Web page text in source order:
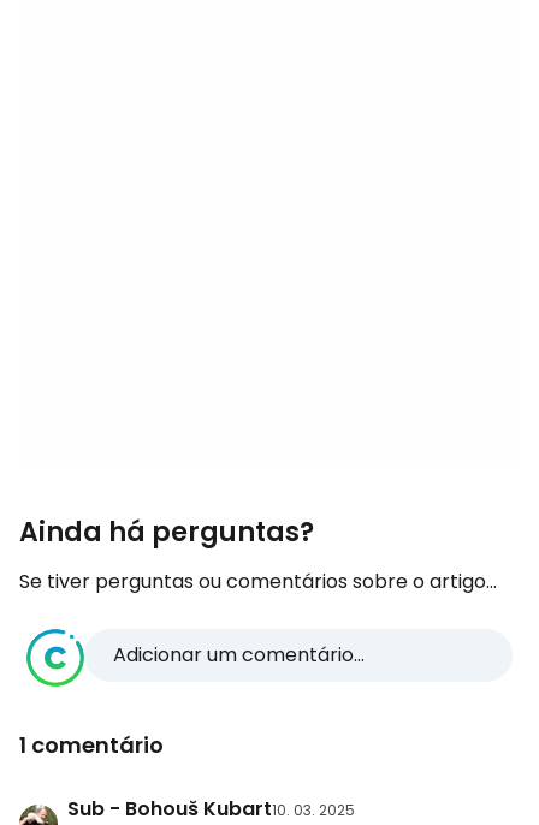
Ainda há perguntas?
Se tiver perguntas ou comentários sobre o artigo...
Adicionar um comentário...
1 comentário
Sub - Bohouš Kubart10. 03. 2025